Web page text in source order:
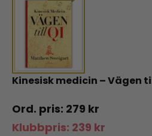
Kinesisk medicin – Vägen
279 kr
Klubbpris: 239 kr